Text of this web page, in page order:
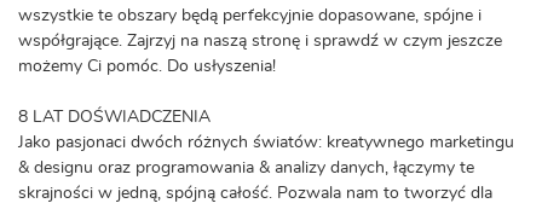
wszystkie te obszary będą perfekcyjnie dopasowane, spójne i
współgrające. Zajrzyj na naszą stronę i sprawdź w czym jeszcze
możemy Ci pomóc. Do usłyszenia!
8 LAT DOŚWIADCZENIA
Jako pasjonaci dwóch różnych światów: kreatywnego marketingu
& designu oraz programowania & analizy danych, łączymy te
skrajności w jedną, spójną całość. Pozwala nam to tworzyć dla